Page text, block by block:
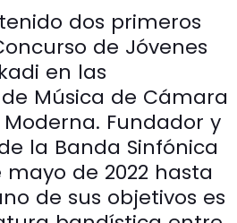
dos primeros
de Jóvenes
en las
Música de Cámara
Fundador y
la Banda Sinfónica
mayo de 2022 hasta
de sus objetivos es